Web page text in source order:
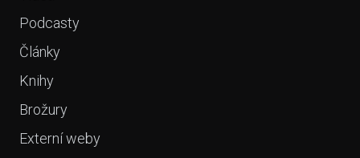
Podcasty
Články
Knihy
Brožury
Externí weby